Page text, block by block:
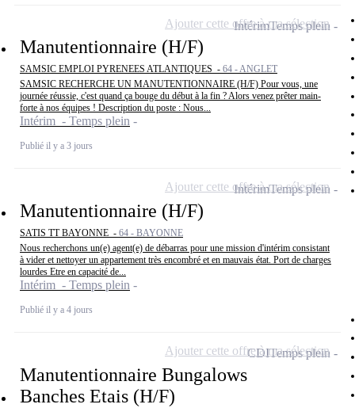
Manutentionnaire (H/F)
SAMSIC EMPLOI PYRENEES ATLANTIQUES - 64 - ANGLET
SAMSIC RECHERCHE UN MANUTENTIONNAIRE (H/F) Pour vous, une
journée réussie, c'est quand ça bouge du début à la fin ? Alors venez prêter main-
forte à nos équipes ! Description du poste : Nous...
Intérim - Temps plein
Publié il y a 3 jours
IntérimTemps plein
Ajouter cette offre à ma sélection
Manutentionnaire (H/F)
SATIS TT BAYONNE - 64 - BAYONNE
Nous recherchons un(e) agent(e) de débarras pour une mission d'intérim consistant
à vider et nettoyer un appartement très encombré et en mauvais état. Port de charges
lourdes Etre en capacité de...
Intérim - Temps plein
Publié il y a 4 jours
IntérimTemps plein
Ajouter cette offre à ma sélection
Manutentionnaire Bungalows
Banches Etais (H/F)
CDITemps plein
Ajouter cette offre à ma sélection